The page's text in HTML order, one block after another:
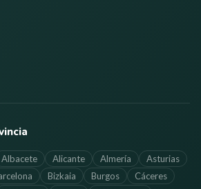
Albacete Alicante Almería
Asturias
Bizkaia Burgos
Cáceres